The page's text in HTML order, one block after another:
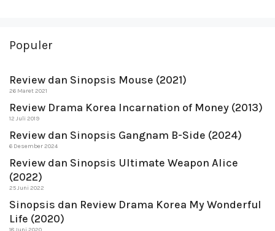
Populer
Review dan Sinopsis Mouse (2021)
26 Maret 2021
Review Drama Korea Incarnation of Money (2013)
12 Juli 2019
Review dan Sinopsis Gangnam B-Side (2024)
6 Desember 2024
Review dan Sinopsis Ultimate Weapon Alice
(2022)
25 Juni 2022
Sinopsis dan Review Drama Korea My Wonderful
Life (2020)